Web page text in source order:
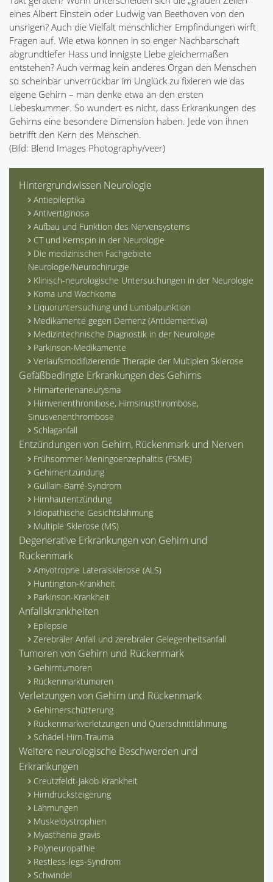
eines Albert Einstein oder Ludwig van Beethoven von den
unsrigen? Auch die Vielfalt menschlicher Empfindungen wirft
Fragen auf. Wie etwa können in so enger Nachbarschaft
abgrundtiefer Hass und innigste Liebe gleichermaßen
entstehen? Auch vermag kein anderes Organ den Menschen
so scheinbar unverrückbar im Unglück zu fixieren wie das
eigene Gehirn – man denke etwa an den ersten
Liebeskummer. So wundert es nicht, dass Erkrankungen des
Gehirns eine besondere Dimension haben. Jede von ihnen
betrifft den Kern des Menschen.
(Bild: Blend Images Photography/veer)
Hintergrundwissen Neurologie
Antiepileptika
Antivertiginosa
Aufbau und Funktion des Nervensystems
CT und Kernspin in der Neurologie
Die medizinischen Fachgebiete
Neurologie/Neurochirurgie
Klinisch-neurologische Untersuchungen in der Neurologie
Koma und Wachkoma
Liquoruntersuchung und Lumbalpunktion
Medikamente gegen Demenz (Antidementiva)
Medizintechnische Diagnostik in der Neurologie
Parkinson-Medikamente
Verlaufsmodifizierende Therapie der Multiplen Sklerose
Gefäßbedingte Erkrankungen des Gehirns
Hirnarterienaneurysma
Hirnvenenthrombose, Hirnsinusthrombose,
Sinusvenenthrombose
Schlaganfall
Entzündungen von Gehirn, Rückenmark und Nerven
Frühsommer-Meningoenzephalitis (FSME)
Gehirnentzündung
Guillain-Barré-Syndrom
Hirnhautentzündung
Idiopathische Gesichtslähmung
Multiple Sklerose (MS)
Degenerative Erkrankungen von Gehirn und
Rückenmark
Amyotrophe Lateralsklerose (ALS)
Huntington-Krankheit
Parkinson-Krankheit
Anfallskrankheiten
Epilepsie
Zerebraler Anfall und zerebraler Gelegenheitsanfall
Tumoren von Gehirn und Rückenmark
Gehirntumoren
Rückenmarktumoren
Verletzungen von Gehirn und Rückenmark
Gehirnerschütterung
Rückenmarkverletzungen und Querschnittlähmung
Schädel-Hirn-Trauma
Weitere neurologische Beschwerden und
Erkrankungen
Creutzfeldt-Jakob-Krankheit
Hirndrucksteigerung
Lähmungen
Muskeldystrophien
Myasthenia gravis
Polyneuropathie
Restless-legs-Syndrom
Schwindel